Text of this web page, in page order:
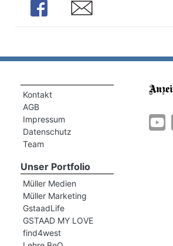
Share
Share
Kontakt
AGB
Impressum
Datenschutz
Team
Unser Portfolio
Müller Medien
Müller Marketing
GstaadLife
GSTAAD MY LOVE
find4west